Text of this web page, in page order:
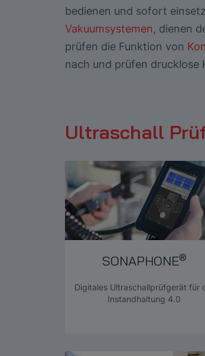
bedienen und sofort
Vakuumsystemen, dienen
prüfen die Funktion von
nach und prüfen drucklose
Ultraschall
SONAPHONE®
Digitales Ultraschallprüfgerät für
Instandhaltung 4.0